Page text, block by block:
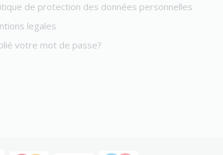
de protection des données personnelles
legales
votre mot de passe?